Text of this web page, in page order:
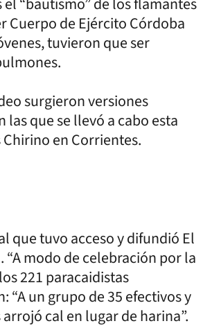
Cuerpo de Ejército Córdoba
tuvieron que ser
surgieron versiones
que se llevó a cabo esta
en Corrientes.
que tuvo acceso y difundió El
modo de celebración por la
221 paracaidistas
“A un grupo de 35 efectivos y
cal en lugar de harina”.